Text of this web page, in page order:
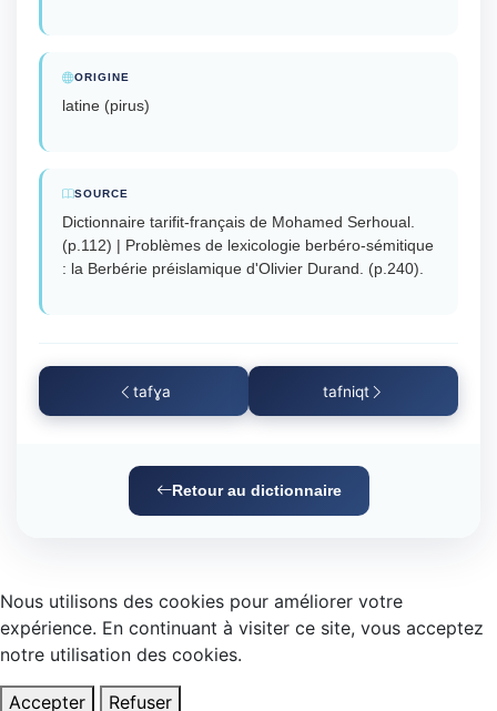
ORIGINE
latine (pirus)
SOURCE
Dictionnaire tarifit-français de Mohamed Serhoual.
(p.112) | Problèmes de lexicologie berbéro-sémitique
: la Berbérie préislamique d'Olivier Durand. (p.240).
tafɣa tafniqt
Retour au dictionnaire
Nous utilisons des cookies pour améliorer votre
expérience. En continuant à visiter ce site, vous acceptez
notre utilisation des cookies.
Accepter Refuser